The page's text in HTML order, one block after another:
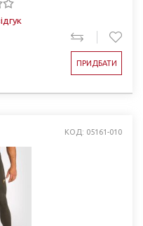
ПРИДБАТИ
КОД: 05161-010